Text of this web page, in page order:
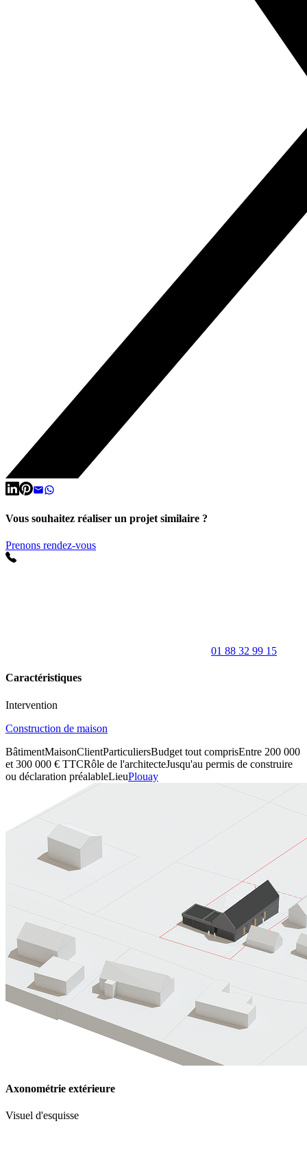
Vous souhaitez réaliser un projet similaire ?
Prenons rendez-vous
01 88 32 99 15
Caractéristiques
Intervention
Construction de maison
BâtimentMaisonClientParticuliersBudget tout comprisEntre 200 000
et 300 000 € TTCRôle de l'architecteJusqu'au permis de construire
ou déclaration préalableLieuPlouay
Axonométrie extérieure
Visuel d'esquisse